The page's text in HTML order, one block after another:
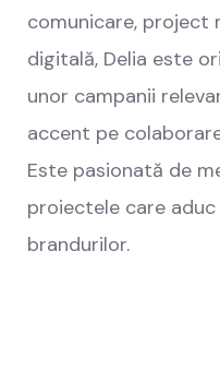
comunicare, project
digitală, Delia este
unor campanii
accent pe
Este pasionată de
proiectele care
brandurilor.